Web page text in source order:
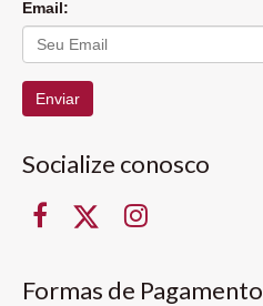
Email:
Enviar
Socialize conosco
Formas de Pagamento